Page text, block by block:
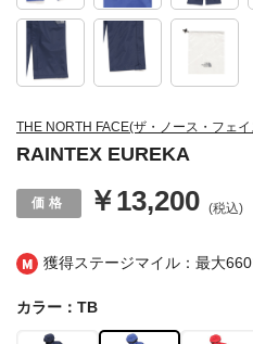
獲得ステージマイル：最大
THE NORTH FACE(ザ・ノース・フェ
RAINTEX EUREKA
￥13,200 (税込)
カラー：TB